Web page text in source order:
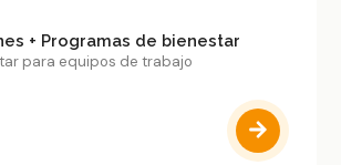
+ Programas de bienestar
para equipos de trabajo